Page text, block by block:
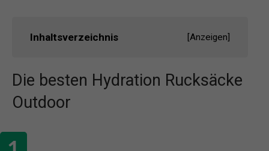
Inhaltsverzeichnis [Anzeigen]
Die besten Hydration Rucksäcke
Outdoor